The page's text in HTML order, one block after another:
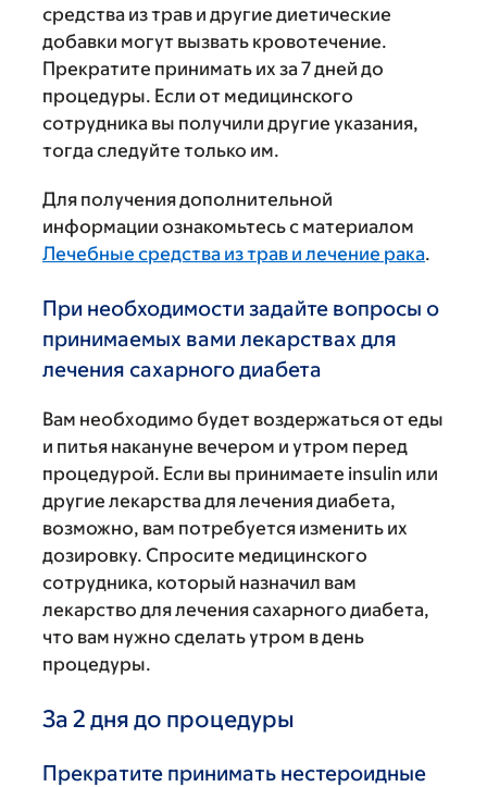
средства из трав и другие диетические
добавки могут вызвать кровотечение.
Прекратите принимать их за 7 дней до
процедуры. Если от медицинского
сотрудника вы получили другие указания,
тогда следуйте только им.
Для получения дополнительной
информации ознакомьтесь с материалом
Лечебные средства из трав и лечение рака.
При необходимости задайте вопросы о
принимаемых вами лекарствах для
лечения сахарного диабета
Вам необходимо будет воздержаться от еды
и питья накануне вечером и утром перед
процедурой. Если вы принимаете insulin или
другие лекарства для лечения диабета,
возможно, вам потребуется изменить их
дозировку. Спросите медицинского
сотрудника, который назначил вам
лекарство для лечения сахарного диабета,
что вам нужно сделать утром в день
процедуры.
За 2 дня до процедуры
Прекратите принимать нестероидные